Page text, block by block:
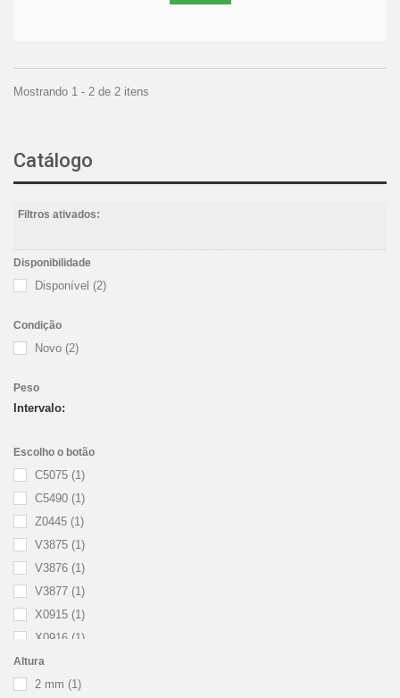
Mostrando 1 - 2 de 2 itens
Catálogo
Filtros ativados:
Disponibilidade
Disponível (2)
Condição
Novo (2)
Peso
Intervalo:
Escolho o botão
C5075 (1)
C5490 (1)
Z0445 (1)
V3875 (1)
V3876 (1)
V3877 (1)
X0915 (1)
X0916 (1)
X0917
Z0185(1)
Altura
2 mm (1)